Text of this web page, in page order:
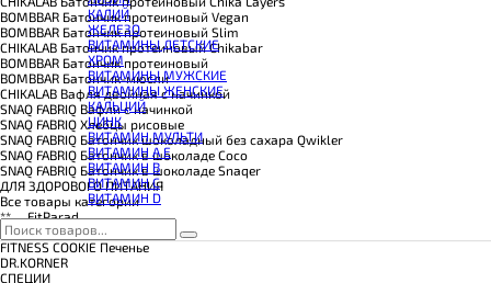
ПОЛЕЗНЫЕ ЖИРЫ
ПРОТЕИН
ПРОТЕИНОВОЕ ПЕЧЕНЬЕ
ПРОТЕИНОВЫЕ БАТОНЧИКИ
ПРОТЕИНОВЫЕ КАШИ
ТЕСТОБУСТЕРЫ
ЦИТРУЛЛИН МАЛАТ
ПРЕДТРЕНИРОВОЧНЫЕ КОМПЛЕКСЫ
ЭНЕРГЕТИКИ И ЖИРОСЖИГАТЕЛИ#
КАЛИЙ
ЖЕЛЕЗО
ВИТАМИНЫ ДЕТСКИЕ
ХРОМ
ВИТАМИНЫ МУЖСКИЕ
ВИТАМИНЫ ЖЕНСКИЕ
КАЛЬЦИЙ
ЦИНК
ВИТАМИН МУЛЬТИ
ВИТАМИН A E
ВИТАМИН B
ВИТАМИН C
ВИТАМИН D
BOMBBAR Батончик протеиновый Vegan
BOMBBAR Батончик протеиновый Slim
CHIKALAB Батончик протеиновый Chikabar
BOMBBAR Батончик протеиновый
BOMBBAR Батончик-мюсли
CHIKALAB Вафля двойная с начинкой
SNAQ FABRIQ Вафли с начинкой
SNAQ FABRIQ Хлебцы рисовые
SNAQ FABRIQ Батончик шоколадный без сахара Qwikler
SNAQ FABRIQ Батончик в шоколаде Coco
SNAQ FABRIQ Батончик в шоколаде Snaqer
ДЛЯ ЗДОРОВОГО ПИТАНИЯ
Все товары категории
**___FitParad
14DI&DI
FITNESS COOKIE Печенье
DR.KORNER
СПЕЦИИ